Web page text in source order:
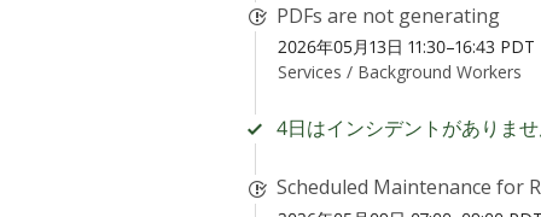
PDFs are not generating
2026年05月13日 11:30–16:43 PDT
Services / Background Workers
4日はインシデントがありま
Scheduled Maintenance for